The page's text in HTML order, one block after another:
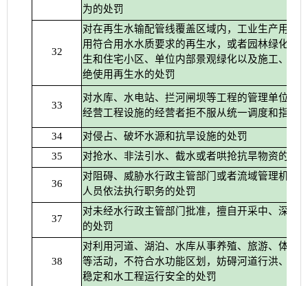
为的处罚
32
对在再生水输配管线覆盖区域内，工业生产用水
用符合用水水质要求的再生水，或者园林绿化、
生和住宅小区、单位内部景观绿化以及施工、洗
绝使用再生水的处罚
33
对水库、水电站、拦河闸坝等工程的管理单位以
经营工程设施的经营者拒不服从统一调度和指挥
34 对侵占、破坏水源和抗旱设施的处罚
35 对抢水、非法引水、截水或者哄抢抗旱物资的处
36
对阻碍、威胁水行政主管部门或者流域管理机构
人员依法执行职务的处罚
37
对未经水行政主管部门批准，擅自开采中、深层
的处罚
38
对利用河道、湖泊、水库从事养殖、旅游、体育
等活动，不符合水功能区划，妨碍河道行洪、影
稳定和水工程运行安全的处罚